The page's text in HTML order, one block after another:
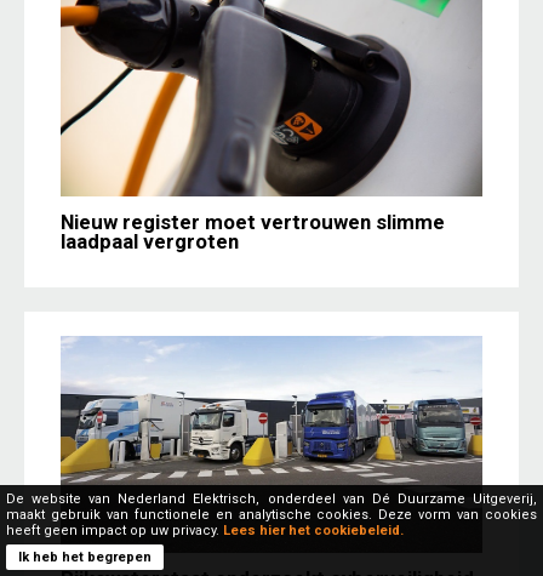
Nieuw register moet vertrouwen slimme
laadpaal vergroten
De website van Nederland Elektrisch, onderdeel van Dé Duurzame Uitgeverij,
maakt gebruik van functionele en analytische cookies. Deze vorm van cookies
heeft geen impact op uw privacy. Lees hier het cookiebeleid.
Ik heb het begrepen